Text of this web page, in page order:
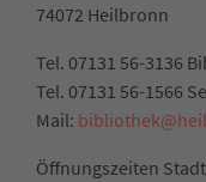
74072 Heilbronn
Tel. 07131 56-3136
Tel. 07131 56-1566
Mail:
Öffnungszeiten